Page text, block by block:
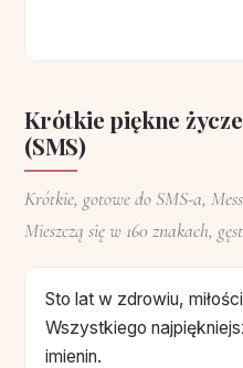
Krótkie piękne
(SMS)
Krótkie, gotowe do SMS-a,
Mieszczą się w 160 znakach,
Sto lat w zdrowiu,
Wszystkiego
imienin.